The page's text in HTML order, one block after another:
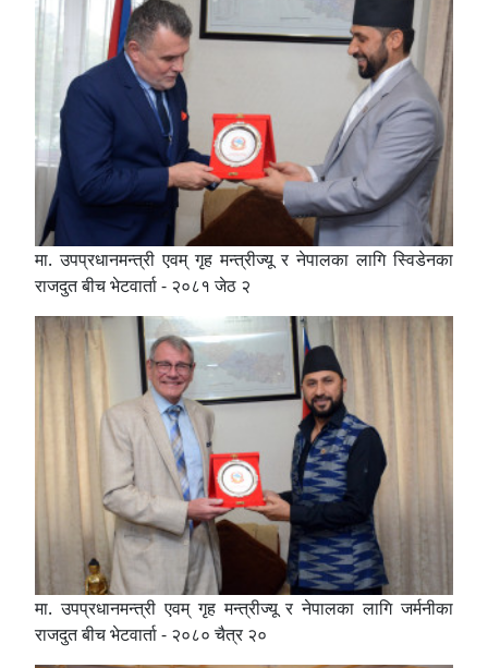
मा. उपप्रधानमन्त्री एवम् गृह मन्त्रीज्यू र नेपालका लागि स्विडेनका
राजदुत बीच भेटवार्ता - २०८१ जेठ २
मा. उपप्रधानमन्त्री एवम् गृह मन्त्रीज्यू र नेपालका लागि जर्मनीका
राजदुत बीच भेटवार्ता - २०८० चैत्र २०